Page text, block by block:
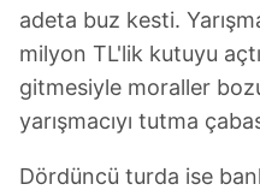
adeta buz kesti.
milyon TL'lik kutuyu
gitmesiyle moraller
yarışmacıyı tutma
Dördüncü turda ise